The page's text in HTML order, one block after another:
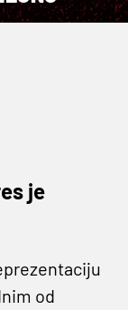
je
od